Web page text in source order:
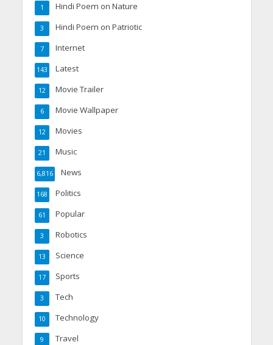
Hindi Poem on Nature
1
Hindi Poem on Patriotic
3
Internet
7
Latest
143
Movie Trailer
12
Movie Wallpaper
6
Movies
12
Music
21
News
6,816
Politics
168
Popular
61
Robotics
3
Science
13
Sports
17
Tech
3
Technology
10
Travel
9